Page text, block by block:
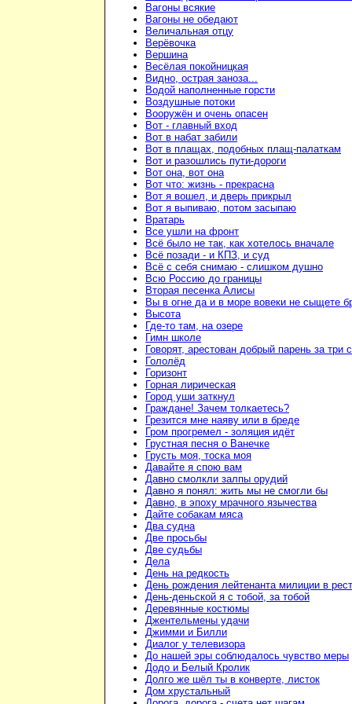
Вагоны всякие
Вагоны не обедают
Величальная отцу
Верёвочка
Вершина
Весёлая покойницкая
Видно, острая заноза...
Водой наполненные горсти
Воздушные потоки
Вооружён и очень опасен
Вот - главный вход
Вот в набат забили
Вот в плащах, подобных плащ-палаткам
Вот и разошлись пути-дороги
Вот она, вот она
Вот что: жизнь - прекрасна
Вот я вошел, и дверь прикрыл
Вот я выпиваю, потом засыпаю
Вратарь
Все ушли на фронт
Всё было не так, как хотелось вначале
Всё позади - и КПЗ, и суд
Всё с себя снимаю - слишком душно
Всю Россию до границы
Вторая песенка Алисы
Вы в огне да и в море вовеки не сыщете
Высота
Где-то там, на озере
Гимн школе
Говорят, арестован добрый парень за три
Гололёд
Горизонт
Горная лирическая
Город уши заткнул
Граждане! Зачем толкаетесь?
Грезится мне наяву или в бреде
Гром прогремел - золяция идёт
Грустная песня о Ванечке
Грусть моя, тоска моя
Давайте я спою вам
Давно смолкли залпы орудий
Давно я понял: жить мы не смогли бы
Давно, в эпоху мрачного язычества
Дайте собакам мяса
Два судна
Две просьбы
Две судьбы
Дела
День на редкость
День рождения лейтенанта милиции в
День-деньской я с тобой, за тобой
Деревянные костюмы
Джентельмены удачи
Джимми и Билли
Диалог у телевизора
До нашей эры соблюдалось чувство меры
Додо и Белый Кролик
Долго же шёл ты в конверте, листок
Дом хрустальный